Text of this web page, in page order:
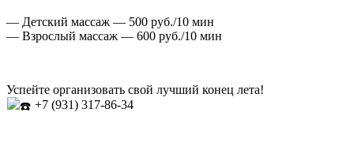
— Детский массаж — 500 руб./10 мин
— Взрослый массаж — 600 руб./10 мин
Успейте организовать свой лучший конец лета!
+7 (931) 317-86-34